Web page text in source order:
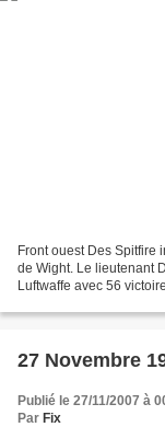
Front ouest Des Spitfire
de Wight. Le lieutenant
Luftwaffe avec 56
27 Novembre
Publié le 27/11/2007 à
Par Fix